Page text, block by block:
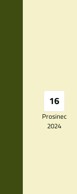
16
Prosinec
2024